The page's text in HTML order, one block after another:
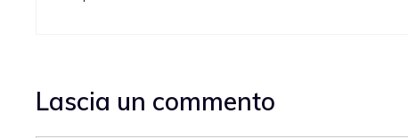
Lascia un commento